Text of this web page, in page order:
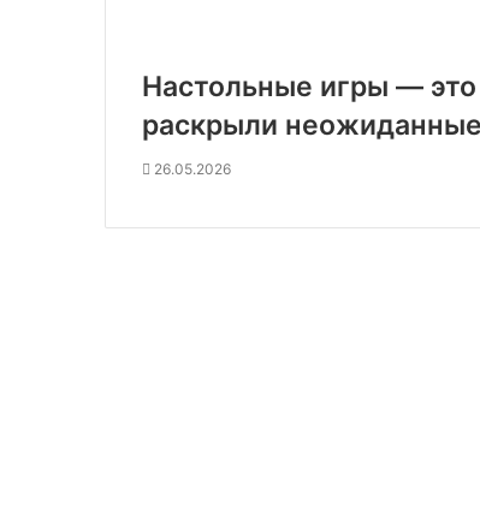
Настольные игры —
раскрыли
26.05.2026